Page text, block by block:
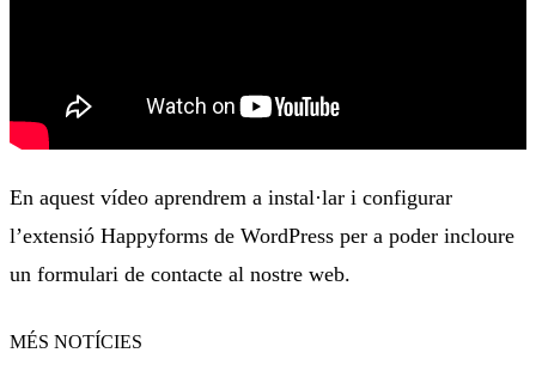
En aquest vídeo aprendrem a instal·lar i configurar
l’extensió Happyforms de WordPress per a poder incloure
un formulari de contacte al nostre web.
MÉS NOTÍCIES